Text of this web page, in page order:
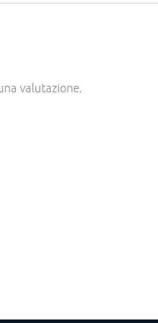
valutazione.